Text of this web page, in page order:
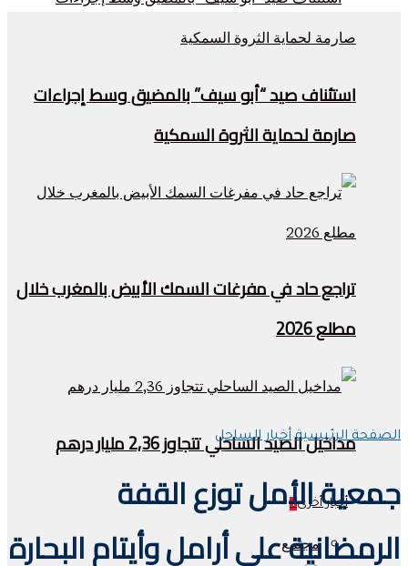
استئناف صيد “أبو سيف” بالمضيق وسط إجراءات
صارمة لحماية الثروة السمكية
تراجع حاد في مفرغات السمك الأبيض بالمغرب خلال
مطلع 2026
مداخيل الصيد الساحلي تتجاوز 2,36 مليار درهم
أخبار أخرى+
مجتمع
الصفحة الرئيسية أخبار الساحل
جمعية الأمل توزع القفة
الرمضانية على أرامل وأيتام البحارة